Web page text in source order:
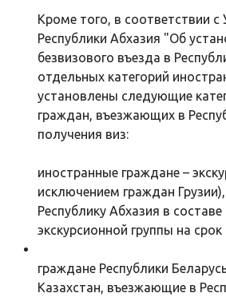
Кроме того, в соответствии
Республики Абхазия "Об
безвизового въезда в
отдельных категорий
установлены следующие
граждан, въезжающих в
получения виз:
иностранные граждане –
исключением граждан
Республику Абхазия в
экскурсионной группы на
граждане Республики
Казахстан, въезжающие в